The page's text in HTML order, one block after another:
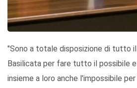
"Sono a totale disposizione di tutto
Basilicata per fare tutto il possibile
insieme a loro anche l'impossibile